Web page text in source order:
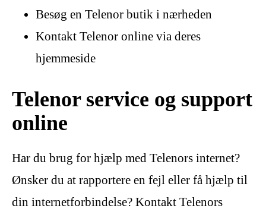
Besøg en Telenor butik i nærheden
Kontakt Telenor online via deres
hjemmeside
Telenor service og support
online
Har du brug for hjælp med Telenors internet?
Ønsker du at rapportere en fejl eller få hjælp til
din internetforbindelse? Kontakt Telenors